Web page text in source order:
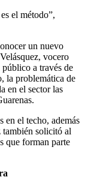
el método”,
un nuevo
vocero
a través de
la problemática de
en el sector las
en el techo, además
también solicitó al
que forman parte